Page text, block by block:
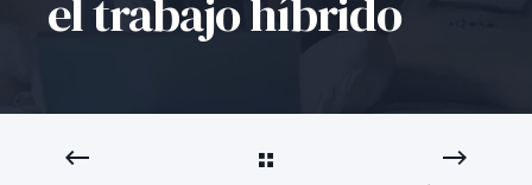
el trabajo híbrido